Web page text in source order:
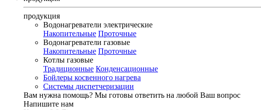
продукция
Водонагреватели электрические
Накопительные Проточные
Водонагреватели газовые
Накопительные Проточные
Котлы газовые
Традиционные Конденсационные
Бойлеры косвенного нагрева
Системы диспетчеризации
Вам нужна помощь? Мы готовы ответить на любой Ваш вопрос
Напишите нам